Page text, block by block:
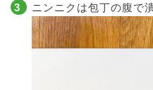
ニンニクは包丁の腹で